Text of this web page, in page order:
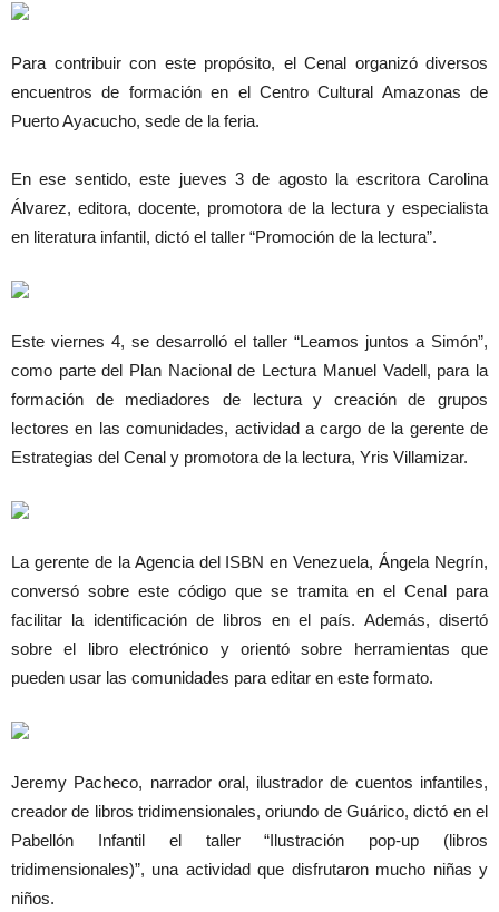
Para contribuir con este propósito, el Cenal organizó diversos
encuentros de formación en el Centro Cultural Amazonas de
Puerto Ayacucho, sede de la feria.
En ese sentido, este jueves 3 de agosto la escritora Carolina
Álvarez, editora, docente, promotora de la lectura y especialista
en literatura infantil, dictó el taller “Promoción de la lectura”.
Este viernes 4, se desarrolló el taller “Leamos juntos a Simón”,
como parte del Plan Nacional de Lectura Manuel Vadell, para la
formación de mediadores de lectura y creación de grupos
lectores en las comunidades, actividad a cargo de la gerente de
Estrategias del Cenal y promotora de la lectura, Yris Villamizar.
La gerente de la Agencia del ISBN en Venezuela, Ángela Negrín,
conversó sobre este código que se tramita en el Cenal para
facilitar la identificación de libros en el país. Además, disertó
sobre el libro electrónico y orientó sobre herramientas que
pueden usar las comunidades para editar en este formato.
Jeremy Pacheco, narrador oral, ilustrador de cuentos infantiles,
creador de libros tridimensionales, oriundo de Guárico, dictó en el
Pabellón Infantil el taller “Ilustración pop-up (libros
tridimensionales)”, una actividad que disfrutaron mucho niñas y
niños.